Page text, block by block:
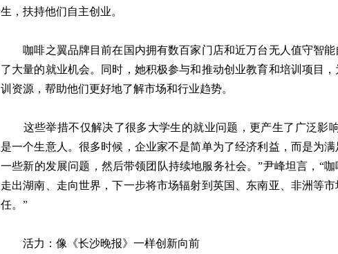
生，扶持他们自主创业。
咖啡之翼品牌目前在国内拥有数百家门店和近万台无人值守智能
了大量的就业机会。同时，她积极参与和推动创业教育和培训项目
训资源，帮助他们更好地了解市场和行业趋势。
这些举措不仅解决了很多大学生的就业问题，更产生了广泛影
是一个生意人。很多时候，企业家不是简单为了经济利益，而是为
一些新的发展问题，然后带领团队持续地服务社会。”尹峰坦言，“
走出湖南、走向世界，下一步将市场辐射到英国、东南亚、非洲等
任。”
活力：像《长沙晚报》一样创新向前